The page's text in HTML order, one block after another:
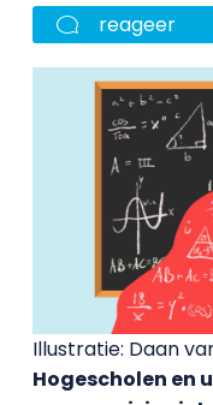
reageer
Illustratie: Daan
Hogescholen en